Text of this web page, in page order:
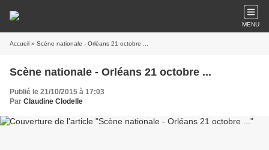
MENU
Accueil » Scène nationale - Orléans​ 21 octobre ...
Scène nationale - Orléans​ 21 octobre ...
Publié le 21/10/2015 à 17:03
Par Claudine Clodelle